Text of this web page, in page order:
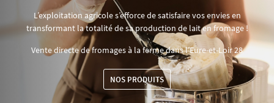
L’exploitation agricole s’efforce de satisfaire vos envies en
transformant la totalité de sa production de lait en fromage !
Vente directe de fromages à la ferme dans l’Eure-et-Loir 28
NOS PRODUITS